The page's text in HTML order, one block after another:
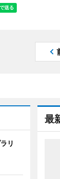
最
リ